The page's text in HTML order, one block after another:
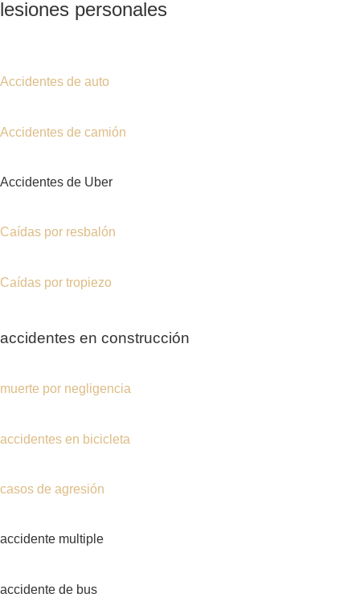
Accidentes de Uber
Caídas por resbalón
Caídas por tropiezo
accidentes en construcción
muerte por negligencia
accidentes en bicicleta
casos de agresión
accidente multiple
accidente de bus
accidente en motocicleta
Contactar un abogado de lesiones en Hazleton